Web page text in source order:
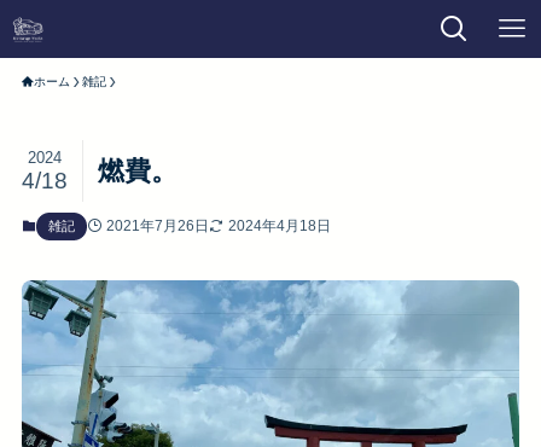
ホーム 雑記
燃費。
2024
4/18
雑記 2021年7月26日 2024年4月18日